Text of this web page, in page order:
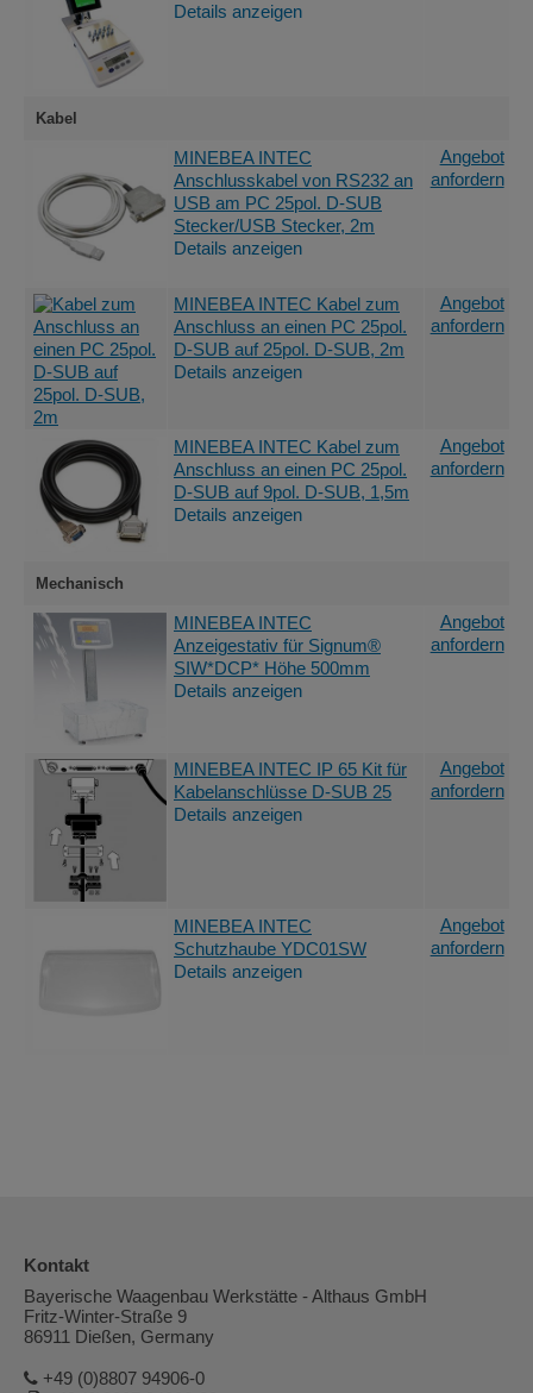
Details anzeigen
Kabel
MINEBEA INTEC
Anschlusskabel von RS232 an
USB am PC 25pol. D-SUB
Stecker/USB Stecker, 2m
Details anzeigen
Angebot
anfordern
MINEBEA INTEC Kabel zum
Anschluss an einen PC 25pol.
D-SUB auf 25pol. D-SUB, 2m
Details anzeigen
Angebot
anfordern
MINEBEA INTEC Kabel zum
Anschluss an einen PC 25pol.
D-SUB auf 9pol. D-SUB, 1,5m
Details anzeigen
Angebot
anfordern
Mechanisch
MINEBEA INTEC
Anzeigestativ für Signum®
SIW*DCP* Höhe 500mm
Details anzeigen
Angebot
anfordern
MINEBEA INTEC IP 65 Kit für
Kabelanschlüsse D-SUB 25
Details anzeigen
Angebot
anfordern
MINEBEA INTEC
Schutzhaube YDC01SW
Details anzeigen
Angebot
anfordern
Kontakt
Bayerische Waagenbau Werkstätte - Althaus GmbH
Fritz-Winter-Straße 9
86911 Dießen, Germany
+49 (0)8807 94906-0